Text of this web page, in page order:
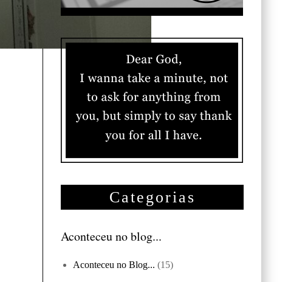
Categorias
Aconteceu no blog...
Aconteceu no Blog... (15)